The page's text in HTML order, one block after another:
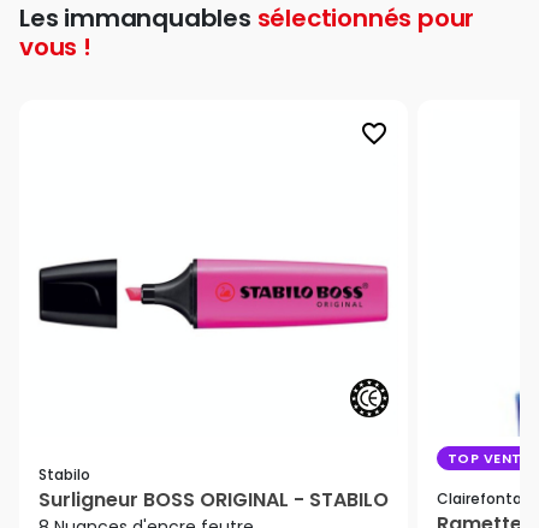
Les immanquables sélectionnés pour
vous !
favorite_border
Stabilo
Surligneur BOSS ORIGINAL - STABILO
TOP VENTE